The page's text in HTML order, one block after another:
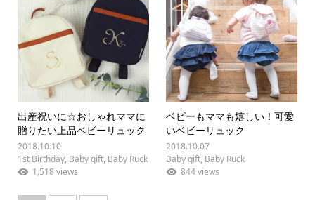
出産祝いに☆おしゃれママに
贈りたい上品ベビーリュック
2018.10.10
1st Birthday, Baby gift, Baby Ruck
1,518 views
ベビーもママも嬉しい！可愛
いベビーリュック
2018.10.07
Baby gift, Baby Ruck
844 views